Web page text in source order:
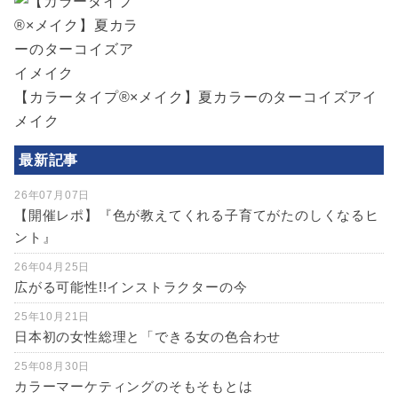
【カラータイプ®️×メイク】夏カラーのターコイズアイ
メイク
最新記事
26年07月07日
【開催レポ】『色が教えてくれる子育てがたのしくなるヒ
ント』
26年04月25日
広がる可能性!!インストラクターの今
25年10月21日
日本初の女性総理と「できる女の色合わせ
25年08月30日
カラーマーケティングのそもそもとは